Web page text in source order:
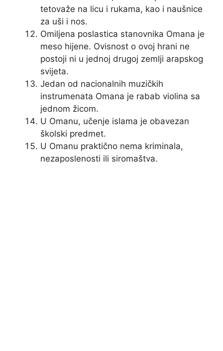
tetovaže na licu i rukama, kao i naušnice
za uši i nos.
Omiljena poslastica stanovnika Omana je
meso hijene. Ovisnost o ovoj hrani ne
postoji ni u jednoj drugoj zemlji arapskog
svijeta.
Jedan od nacionalnih muzičkih
instrumenata Omana je rabab violina sa
jednom žicom.
U Omanu, učenje islama je obavezan
školski predmet.
U Omanu praktično nema kriminala,
nezaposlenosti ili siromaštva.